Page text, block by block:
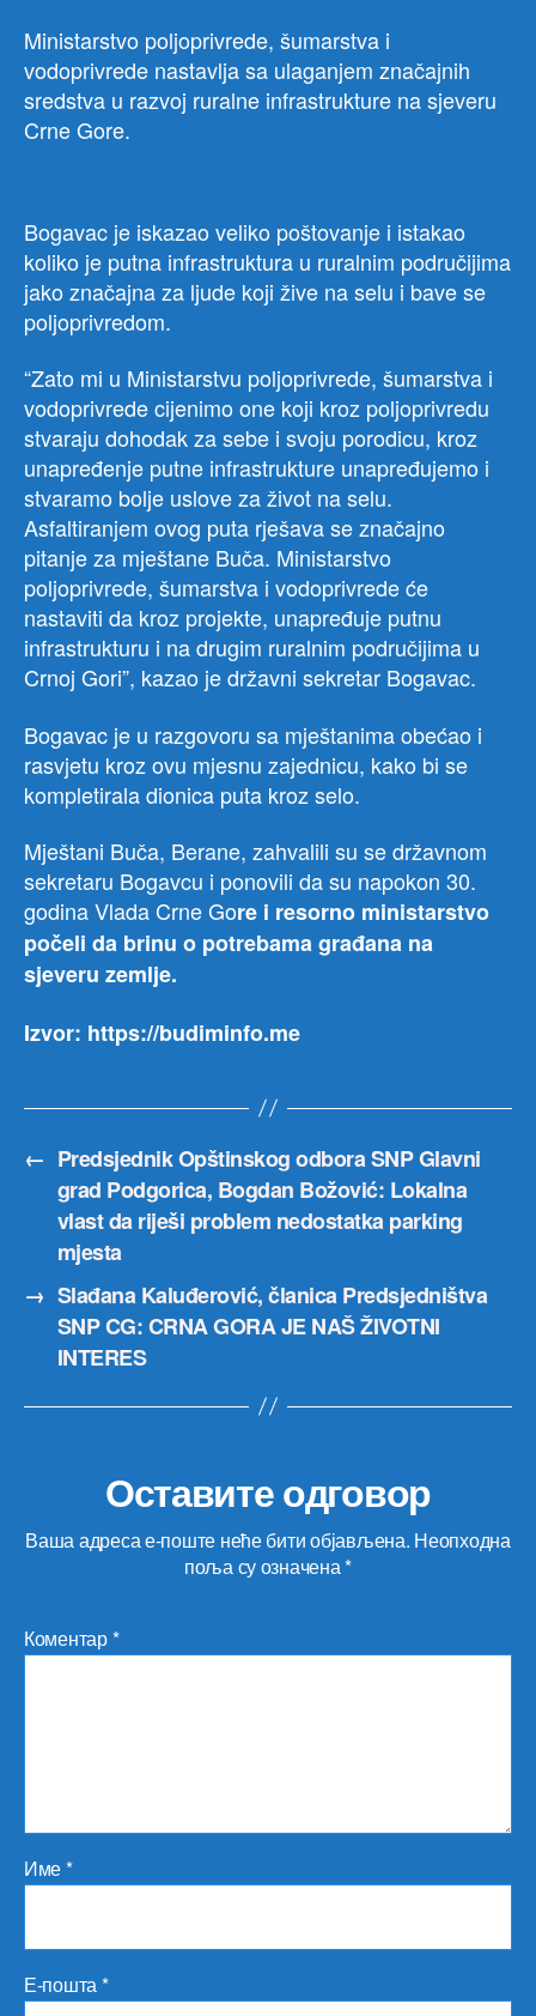
Ministarstvo poljoprivrede, šumarstva i
vodoprivrede nastavlja sa ulaganjem značajnih
sredstva u razvoj ruralne infrastrukture na sjeveru
Crne Gore.
Bogavac je iskazao veliko poštovanje i istakao
koliko je putna infrastruktura u ruralnim područijima
jako značajna za ljude koji žive na selu i bave se
poljoprivredom.
“Zato mi u Ministarstvu poljoprivrede, šumarstva i
vodoprivrede cijenimo one koji kroz poljoprivredu
stvaraju dohodak za sebe i svoju porodicu, kroz
unapređenje putne infrastrukture unapređujemo i
stvaramo bolje uslove za život na selu.
Asfaltiranjem ovog puta rješava se značajno
pitanje za mještane Buča. Ministarstvo
poljoprivrede, šumarstva i vodoprivrede će
nastaviti da kroz projekte, unapređuje putnu
infrastrukturu i na drugim ruralnim područijima u
Crnoj Gori”, kazao je državni sekretar Bogavac.
Bogavac je u razgovoru sa mještanima obećao i
rasvjetu kroz ovu mjesnu zajednicu, kako bi se
kompletirala dionica puta kroz selo.
Mještani Buča, Berane, zahvalili su se državnom
sekretaru Bogavcu i ponovili da su napokon 30.
godina Vlada Crne Gore i resorno ministarstvo
počeli da brinu o potrebama građana na
sjeveru zemlje.
Izvor: https://budiminfo.me
← Predsjednik Opštinskog odbora SNP Glavni
grad Podgorica, Bogdan Božović: Lokalna
vlast da riješi problem nedostatka parking
mjesta
→ Slađana Kaluđerović, članica Predsjedništva
SNP CG: CRNA GORA JE NAŠ ŽIVOTNI
INTERES
Оставите одговор
Ваша адреса е-поште неће бити објављена. Неопходна
поља су означена*
Коментар*
Име*
Е-пошта*